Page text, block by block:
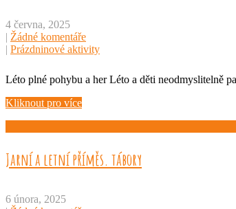
4 června, 2025
| Žádné komentáře
| Prázdninové aktivity
Léto plné pohybu a her Léto a děti neodmyslitelně
Kliknout pro více
Jarní a letní příměs. tábory
6 února, 2025